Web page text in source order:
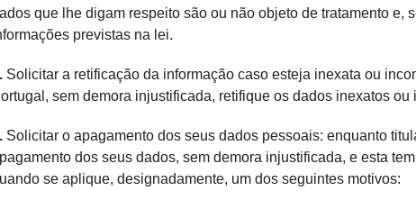
que lhe digam respeito são ou não objeto de tratamento
previstas na lei.
Solicitar a retificação da informação caso esteja inexata ou
sem demora injustificada, retifique os dados inexatos
Solicitar o apagamento dos seus dados pessoais: enquanto
dos seus dados, sem demora injustificada, e esta
se aplique, designadamente, um dos seguintes motivos: